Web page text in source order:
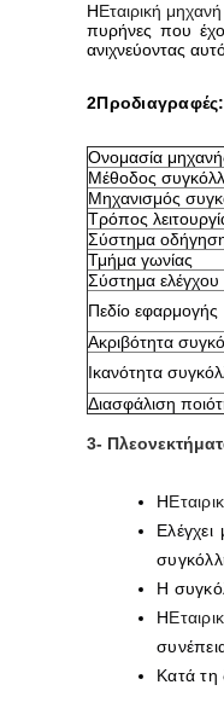
ΗΕταιρική
πυρήνες που
ανιχνεύοντας
2Προδιαγραφές:
Ονομασία
Μέθοδος
Μηχανισμός
Τρόπος
Σύστημα
Τμήμα γωνίας
Σύστημα ελέγχου
Πεδίο εφαρμογής
Ακριβότητα
Ικανότητα
Διασφάλιση
3-
Η
Η
Η
Κατά τη